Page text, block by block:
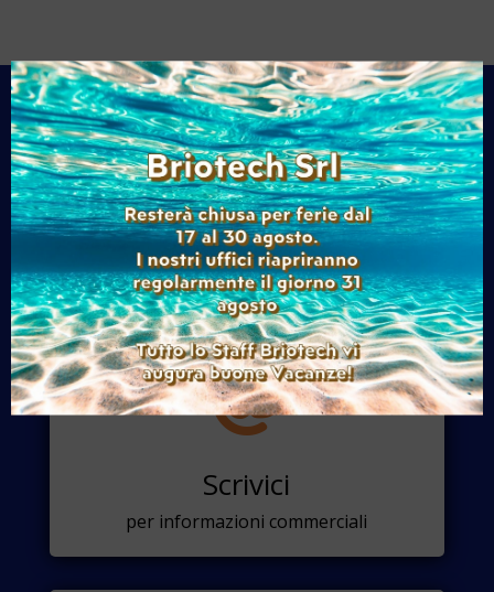

Chiamaci
+39 011 9279710

Scrivici
per informazioni commerciali